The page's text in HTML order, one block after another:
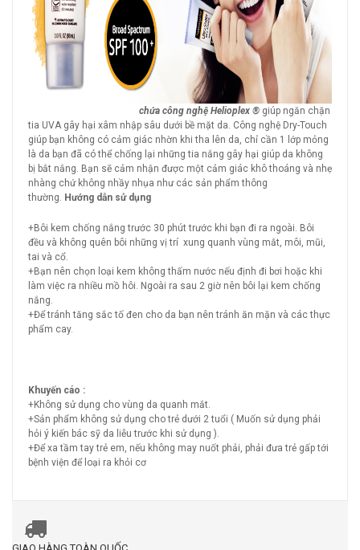
chứa công nghệ Helioplex ® giúp ngăn chặn
tia UVA gây hại xâm nhập sâu dưới bề mặt da. Công nghệ Dry-Touch
giúp bạn không có cảm giác nhờn khi tha lên da, chỉ cần 1 lớp mỏng
là da bạn đã có thể chống lại những tia nắng gây hại giúp da không
bị bắt nắng. Bạn sẽ cảm nhận được một cảm giác khô thoáng và nhẹ
nhàng chứ không nhầy nhụa như các sản phẩm thông
thường. Hướng dẫn sử dụng
+Bôi kem chống nắng trước 30 phút trước khi bạn đi ra ngoài. Bôi
đều và không quên bôi những vị trí xung quanh vùng mắt, môi, mũi,
tai và cổ.
+Bạn nên chọn loại kem không thấm nước nếu định đi bơi hoặc khi
làm việc ra nhiều mồ hôi. Ngoài ra sau 2 giờ nên bôi lại kem chống
nắng.
+Để tránh tăng sắc tố đen cho da bạn nên tránh ăn mặn và các thực
phẩm cay.
Khuyến cáo :
+Không sử dụng cho vùng da quanh mắt.
+Sản phẩm không sử dụng cho trẻ dưới 2 tuổi ( Muốn sử dụng phải
hỏi ý kiến bác sỹ da liễu trước khi sử dụng ).
+Để xa tầm tay trẻ em, nếu không may nuốt phải, phải đưa trẻ gấp tới
bệnh viện để loại ra khỏi cơ